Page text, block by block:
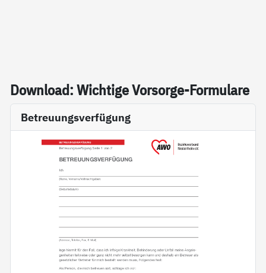
Down­load: Wich­ti­ge Vor­sor­ge-For­mu­la­re
Betreuungsverfügung